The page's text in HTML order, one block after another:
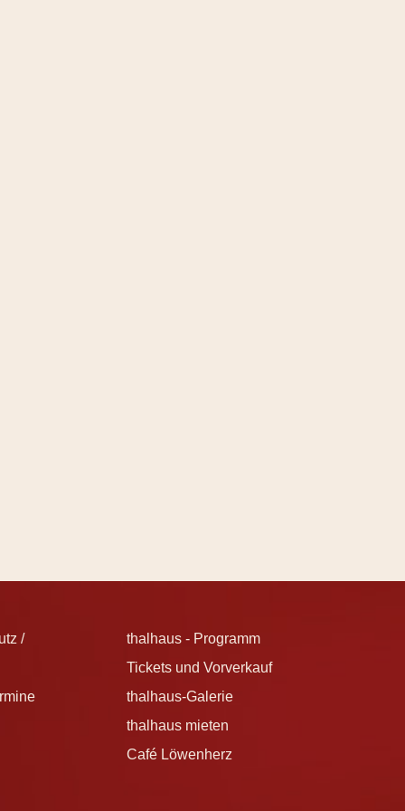
/
thalhaus - Programm
Tickets und Vorverkauf
thalhaus-Galerie
thalhaus mieten
Café Löwenherz